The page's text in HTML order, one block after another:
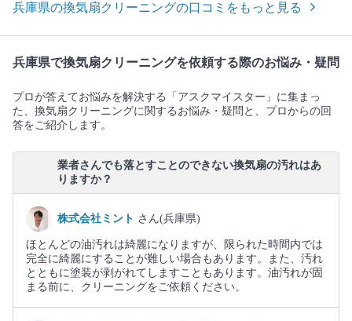
兵庫県の換気扇クリーニングの口コミをもっと見る
兵庫県で換気扇クリーニングを依頼する際のお悩み・疑問
プロが答えてお悩みを解決する「アスクマイスター」に集まっ
た、換気扇クリーニングに関するお悩み・疑問と、プロからの回
答をご紹介します。
業者さんでも落とすことのできない換気扇の汚れはあ
りますか？
株式会社ミント さん(兵庫県)
ほとんどの油汚れは綺麗になりますが、限られた時間内では
完全に綺麗にすることが難しい場合もあります。また、汚れ
とともに塗装が剥がれてしますこともあります。油汚れが固
まる前に、クリーニングをご依頼ください。